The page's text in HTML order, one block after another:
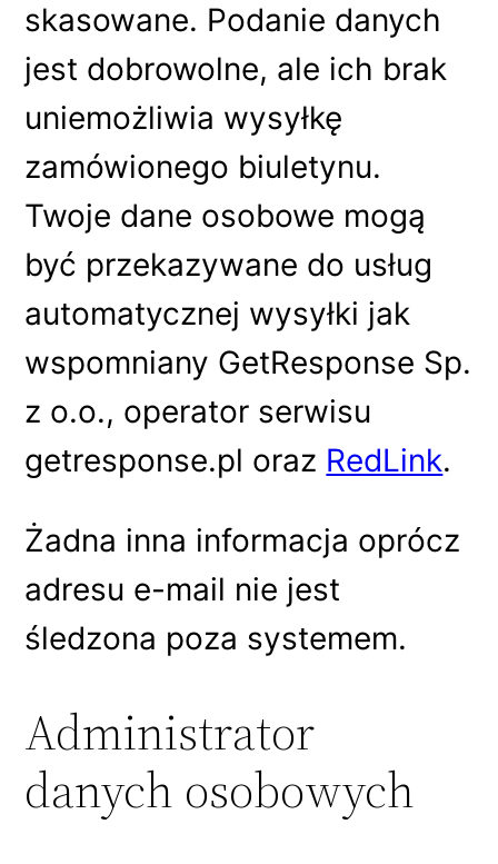
skasowane. Podanie danych
jest dobrowolne, ale ich brak
uniemożliwia wysyłkę
zamówionego biuletynu.
Twoje dane osobowe mogą
być przekazywane do usług
automatycznej wysyłki jak
wspomniany GetResponse Sp.
z o.o., operator serwisu
getresponse.pl oraz RedLink.
Żadna inna informacja oprócz
adresu e-mail nie jest
śledzona poza systemem.
Administrator
danych osobowych